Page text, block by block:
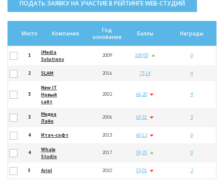
ПОДАТЬ ЗАЯВКУ НА УЧАСТИЕ В РЕЙТИНГЕ WEB-СТУДИЙ
Место Компания
Год
основания
Баллы Награды
1
iMedia
Solutions
2009 100,00 0
2 SLAM 2016 73,14 4
3
New IT
Новый
сайт
2002 66,20 4
3
Медиа
Лайн
2006 65,31 3
4 Итач-софт 2013 60,12 0
4
Whale
Studio
2017 59,25 0
5 Ariol 2010 53,01 2